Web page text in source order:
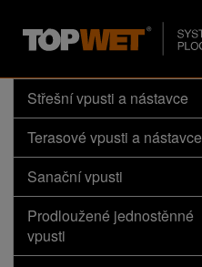
Střešní vpusti a nástavce
Terasové vpusti a nástavce
Sanační vpusti
Prodloužené jednostěnné
vpusti